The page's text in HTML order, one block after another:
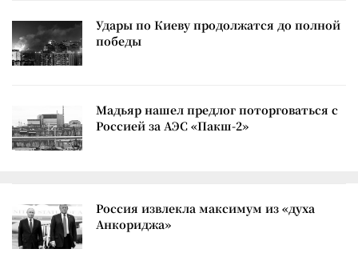
Удары по Киеву продолжатся до полной
победы
Мадьяр нашел предлог поторговаться с
Россией за АЭС «Пакш-2»
Россия извлекла максимум из «духа
Анкориджа»